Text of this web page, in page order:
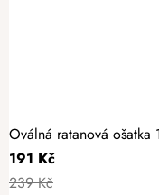
Oválná ratanová ošatka
191 Kč
239 Kč